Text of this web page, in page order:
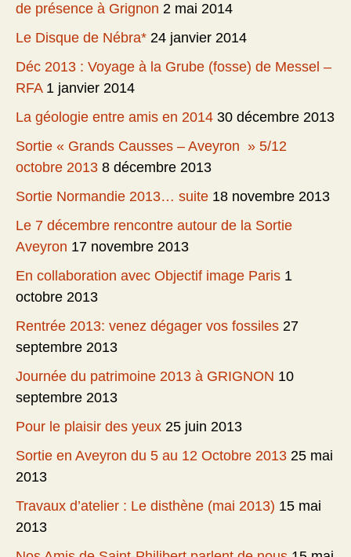
de présence à Grignon 2 mai 2014
Le Disque de Nébra* 24 janvier 2014
Déc 2013 : Voyage à la Grube (fosse) de Messel –
RFA 1 janvier 2014
La géologie entre amis en 2014 30 décembre 2013
Sortie « Grands Causses – Aveyron » 5/12
octobre 2013 8 décembre 2013
Sortie Normandie 2013… suite 18 novembre 2013
Le 7 décembre rencontre autour de la Sortie
Aveyron 17 novembre 2013
En collaboration avec Objectif image Paris 1
octobre 2013
Rentrée 2013: venez dégager vos fossiles 27
septembre 2013
Journée du patrimoine 2013 à GRIGNON 10
septembre 2013
Pour le plaisir des yeux 25 juin 2013
Sortie en Aveyron du 5 au 12 Octobre 2013 25 mai
2013
Travaux d’atelier : Le disthène (mai 2013) 15 mai
2013